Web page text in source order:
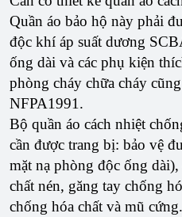
Quần áo bảo hộ này phải
độc khí áp suất dương
ống dài và các phụ kiện
phòng cháy chữa cháy
NFPA1991.
Bộ quần áo cách nhiệt
cần được trang bị: bảo vệ
mặt nạ phòng độc ống
chất nén, găng tay chống
chống hóa chất và mũ cứng.